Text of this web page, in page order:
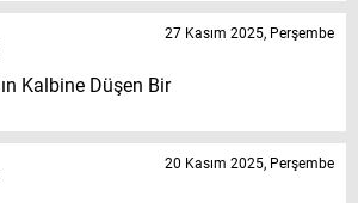
Kalbine Düşen Bir
27 Kasım 2025, Perşembe
20 Kasım 2025, Perşembe